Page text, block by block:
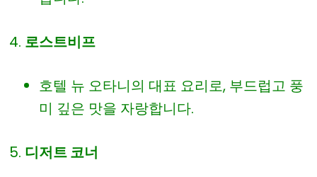
로스트비프
호텔 뉴 오타니의 대표 요리로, 부드럽고 풍
미 깊은 맛을 자랑합니다.
디저트 코너